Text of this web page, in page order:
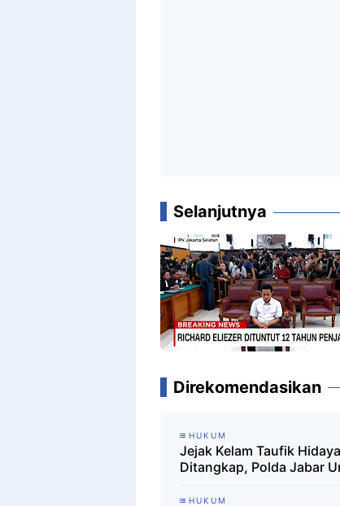
Selanjutnya
Direkomendasikan
HUKUM
Jejak Kelam Taufik
Ditangkap, Polda Jabar
HUKUM